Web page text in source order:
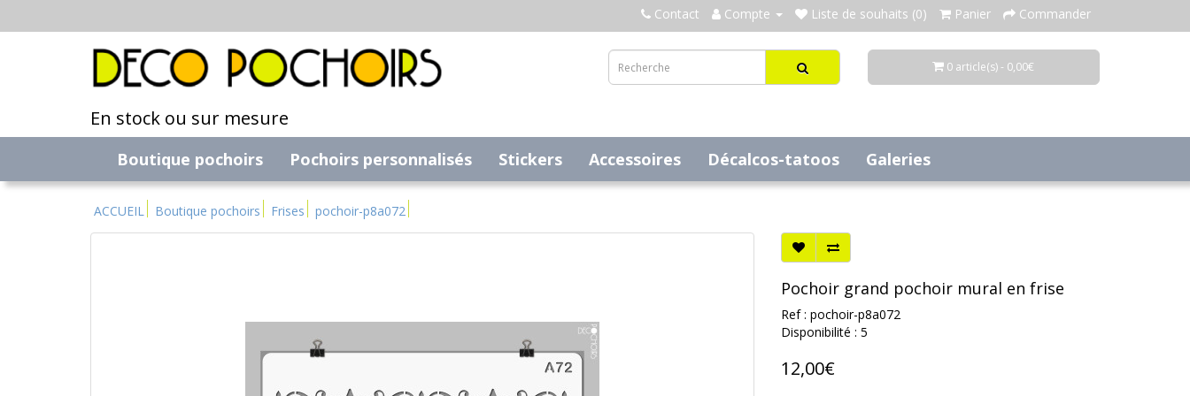
Contact Compte Liste de souhaits (0) Panier Commander
En stock ou sur mesure
0 article(s) - 0,00€
Boutique pochoirs Pochoirs personnalisés Stickers Accessoires Décalcos-tatoos Galeries
ACCUEIL Boutique pochoirs Frises pochoir-p8a072
Pochoir grand pochoir mural en frise
Ref : pochoir-p8a072
Disponibilité : 5
12,00€